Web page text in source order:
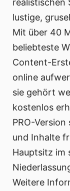
realistischen
lustige,
Mit über 40
beliebteste
Content-
online
sie gehört
kostenlos
PRO-
und Inhalte
Hauptsitz im
Weitere